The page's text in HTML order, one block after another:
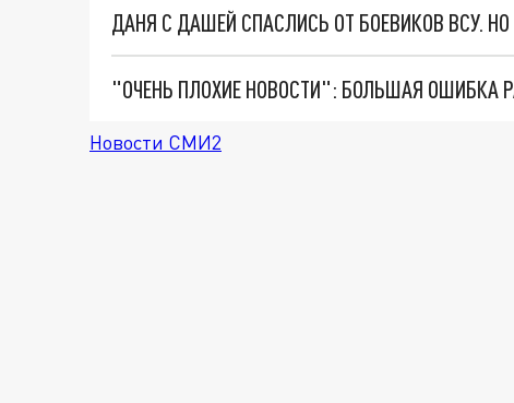
ДАНЯ С ДАШЕЙ СПАСЛИСЬ ОТ БОЕВИКОВ ВСУ.
Новости СМИ2